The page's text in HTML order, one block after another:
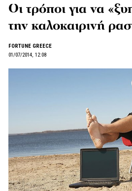
Οι τρόποι για να
την καλοκαιρινή
FORTUNE GREECE
01/07/2014, 12:08